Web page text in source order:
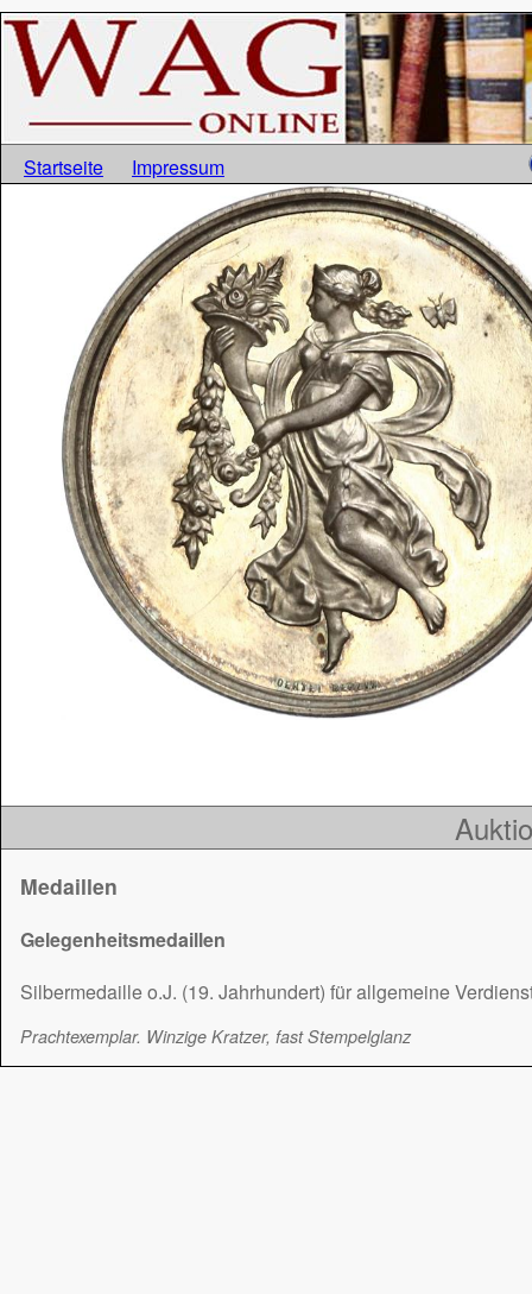
Startseite Impressum
Medaillen
Gelegenheitsmedaillen
Silbermedaille o.J. (19. Jahrhundert) für allgemeine
Prachtexemplar. Winzige Kratzer, fast Stempelglanz